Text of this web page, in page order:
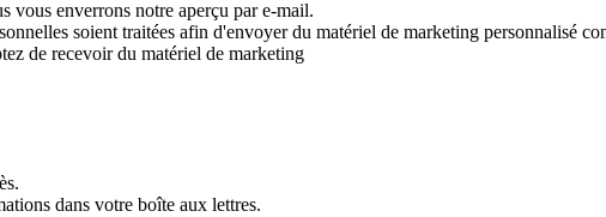
vous enverrons notre aperçu par e-mail.
soient traitées afin d'envoyer du matériel de marketing personnalisé
de recevoir du matériel de marketing
dans votre boîte aux lettres.